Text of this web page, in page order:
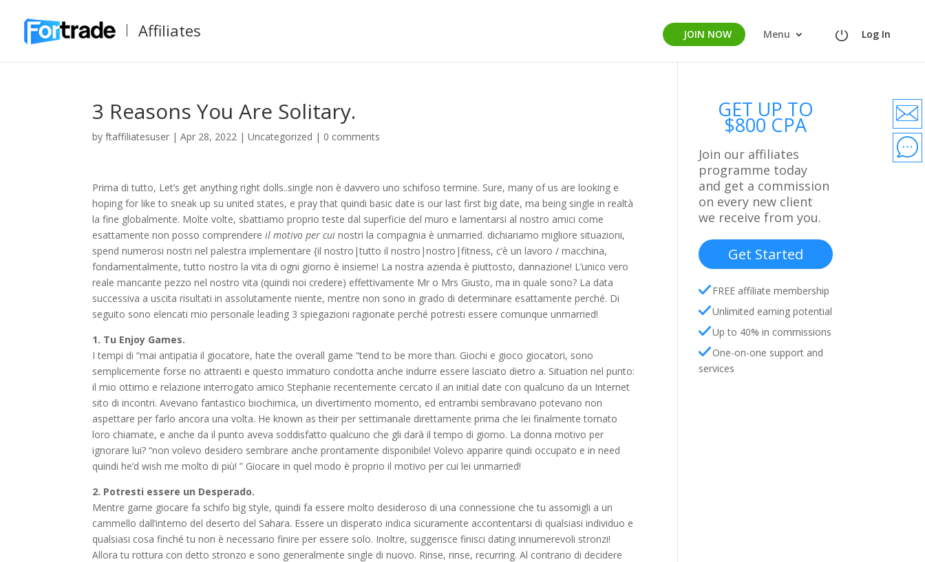
Affiliates JOIN NOW Menu Log In
3 Reasons You Are Solitary.
byftaffiliatesuser |Apr 28, 2022 |Uncategorized | 0 comments
Prima di tutto, Let’s get anything right dolls..single non è davvero uno schifoso termine. Sure, many of us are looking e
hoping for like to sneak up su united states, e pray that quindi basic date is our last first big date, ma being single in realtà
la fine globalmente. Molte volte, sbattiamo proprio teste dal superficie del muro e lamentarsi al nostro amici come
esattamente non posso comprendereil motivo per cuinostri la compagnia è unmarried. dichiariamo migliore situazioni,
spend numerosi nostri nel palestra implementare {il nostro|tutto il nostro|nostro|fitness, c’è un lavoro / macchina,
fondamentalmente, tutto nostro la vita di ogni giorno è insieme! La nostra azienda è piuttosto, dannazione! L’unico vero
reale mancante pezzo nel nostro vita (quindi noi credere) effettivamente Mr o Mrs Giusto, ma in quale sono? La data
successiva a uscita risultati in assolutamente niente, mentre non sono in grado di determinare esattamente perché. Di
seguito sono elencati mio personale leading 3 spiegazioni ragionate perché potresti essere comunque unmarried!
1. Tu Enjoy Games.
I tempi di “mai antipatia il giocatore, hate the overall game “tend to be more than. Giochi e gioco giocatori, sono
semplicemente forse no attraenti e questo immaturo condotta anche indurre essere lasciato dietro a. Situation nel punto:
il mio ottimo e relazione interrogato amico Stephanie recentemente cercato il an initial date con qualcuno da un Internet
sito di incontri. Avevano fantastico biochimica, un divertimento momento, ed entrambi sembravano potevano non
aspettare per farlo ancora una volta. He known as their per settimanale direttamente prima che lei finalmente tornato
loro chiamate, e anche da il punto aveva soddisfatto qualcuno che gli darà il tempo di giorno. La donna motivo per
ignorare lui? “non volevo desidero sembrare anche prontamente disponibile! Volevo apparire quindi occupato e in need
quindi he’d wish me molto di più! ” Giocare in quel modo è proprio il motivo per cui lei unmarried!
2. Potresti essere un Desperado.
Mentre game giocare fa schifo big style, quindi fa essere molto desideroso di una connessione che tu assomigli a un
cammello dall’interno del deserto del Sahara. Essere un disperato indica sicuramente accontentarsi di qualsiasi individuo e
qualsiasi cosa finché tu non è necessario finire per essere solo. Inoltre, suggerisce finisci dating innumerevoli stronzi!
Allora tu rottura con detto stronzo e sono generalmente single di nuovo. Rinse, rinse, recurring. Al contrario di decidere
GET UP TO
$800 CPA
Join our affiliates
programme today
and get a commission
on every new client
we receive from you.
Get Started
FREE affiliate membership
Unlimited earning potential
Up to 40% in commissions
One-on-one support and
services